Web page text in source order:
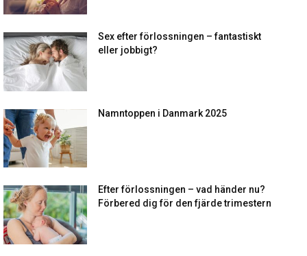
Sex efter förlossningen – fantastiskt
eller jobbigt?
Namntoppen i Danmark 2025
Efter förlossningen – vad händer nu?
Förbered dig för den fjärde trimestern